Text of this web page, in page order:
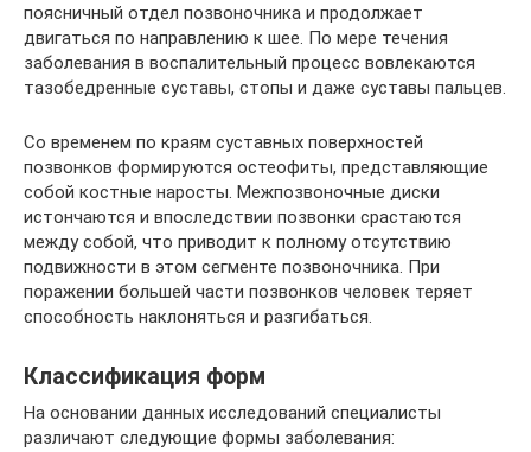
поясничный отдел позвоночника и продолжает
двигаться по направлению к шее. По мере течения
заболевания в воспалительный процесс вовлекаются
тазобедренные суставы, стопы и даже суставы пальцев.
Со временем по краям суставных поверхностей
позвонков формируются остеофиты, представляющие
собой костные наросты. Межпозвоночные диски
истончаются и впоследствии позвонки срастаются
между собой, что приводит к полному отсутствию
подвижности в этом сегменте позвоночника. При
поражении большей части позвонков человек теряет
способность наклоняться и разгибаться.
Классификация форм
На основании данных исследований специалисты
различают следующие формы заболевания: